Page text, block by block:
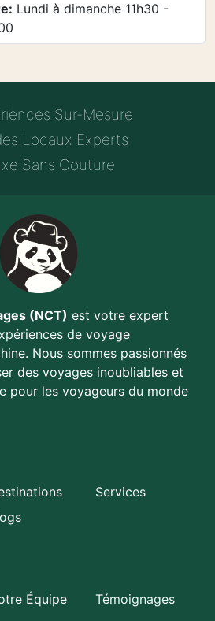
Lundi à dimanche 11h30 -
Sur-Mesure
Locaux Experts
Sans Couture
(NCT) est votre expert
de voyage
Nous sommes passionnés
des voyages inoubliables et
pour les voyageurs du monde
Services
Équipe Témoignages